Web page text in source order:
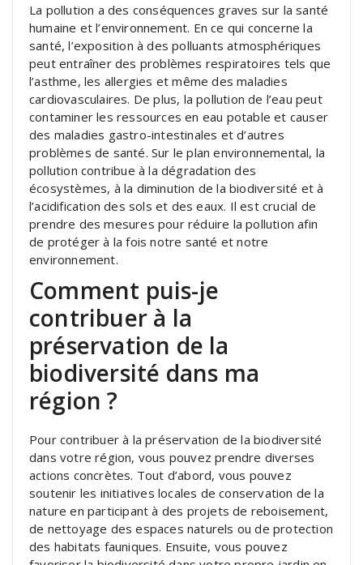
La pollution a des conséquences graves sur la santé
humaine et l’environnement. En ce qui concerne la
santé, l’exposition à des polluants atmosphériques
peut entraîner des problèmes respiratoires tels que
l’asthme, les allergies et même des maladies
cardiovasculaires. De plus, la pollution de l’eau peut
contaminer les ressources en eau potable et causer
des maladies gastro-intestinales et d’autres
problèmes de santé. Sur le plan environnemental, la
pollution contribue à la dégradation des
écosystèmes, à la diminution de la biodiversité et à
l’acidification des sols et des eaux. Il est crucial de
prendre des mesures pour réduire la pollution afin
de protéger à la fois notre santé et notre
environnement.
Comment puis-je
contribuer à la
préservation de la
biodiversité dans ma
région ?
Pour contribuer à la préservation de la biodiversité
dans votre région, vous pouvez prendre diverses
actions concrètes. Tout d’abord, vous pouvez
soutenir les initiatives locales de conservation de la
nature en participant à des projets de reboisement,
de nettoyage des espaces naturels ou de protection
des habitats fauniques. Ensuite, vous pouvez